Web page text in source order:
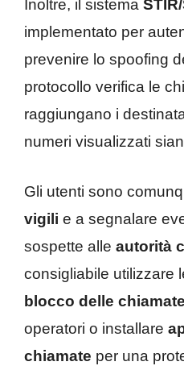
Inoltre, il sistema
implementato per
prevenire lo spoofing
protocollo verifica le
raggiungano i
numeri visualizzati
Gli utenti sono
vigili e a segnalare
sospette alle autorità
consigliabile utilizzare
blocco delle chiamate
operatori o installare
chiamate per una